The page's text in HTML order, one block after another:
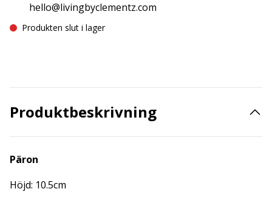
hello@livingbyclementz.com
Produkten slut i lager
Produktbeskrivning
Päron
Höjd: 10.5cm